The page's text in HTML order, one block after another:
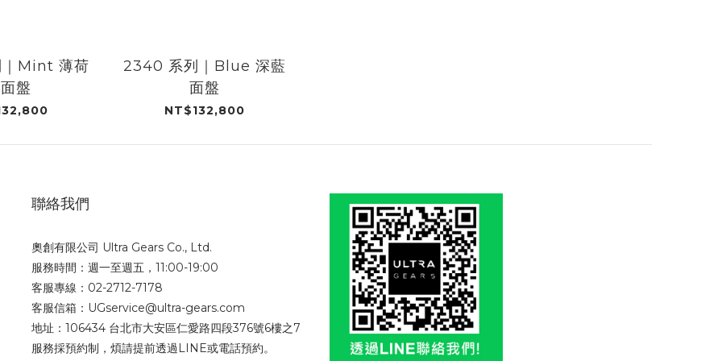
Mint 薄荷
盤
2340 系列｜Blue 深藍
面盤
NT$132,800
聯絡我們
奧創有限公司 Ultra Gears Co., Ltd.
服務時間：週一至週五，11:00-19:00
客服專線：02-2712-7178
客服信箱：UGservice@ultra-gears.com
地址：106434 台北市大安區仁愛路四段376號6樓之7
服務採預約制，煩請提前透過LINE或電話預約。